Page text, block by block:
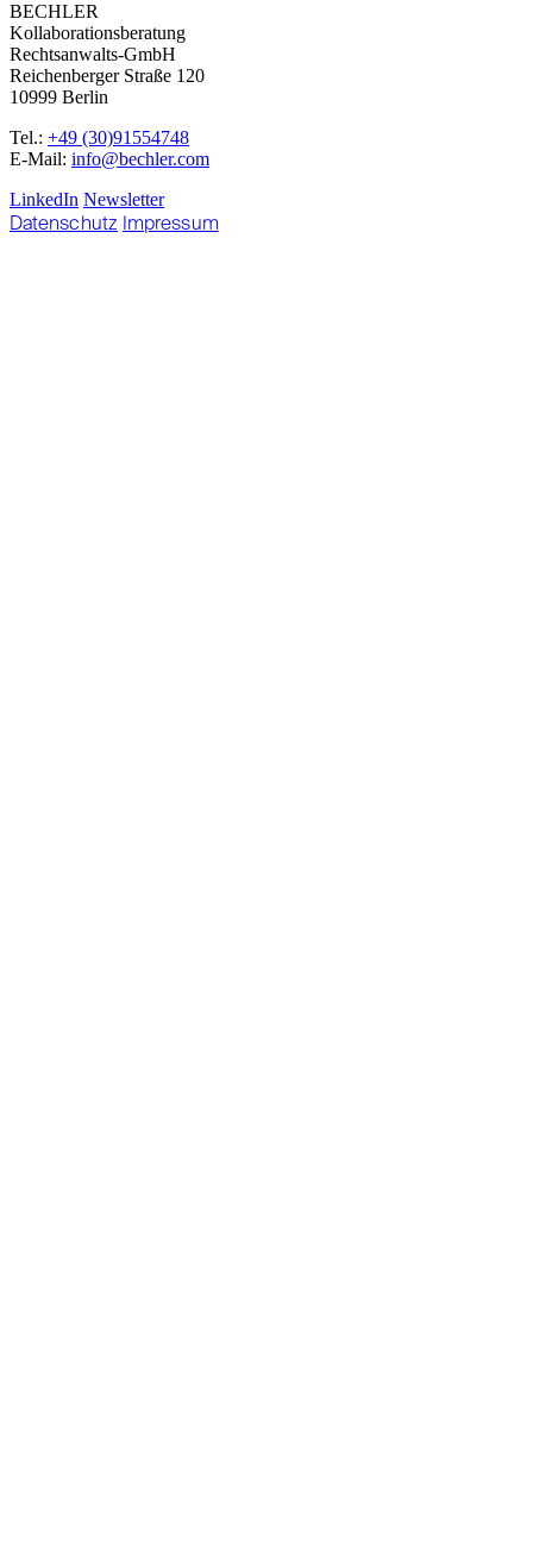
BECHLER
Kollaborationsberatung
Rechtsanwalts-GmbH
Reichenberger Straße 120
10999 Berlin
Tel.: +49 (30)91554748
E-Mail: info@bechler.com
LinkedIn Newsletter
Datenschutz Impressum